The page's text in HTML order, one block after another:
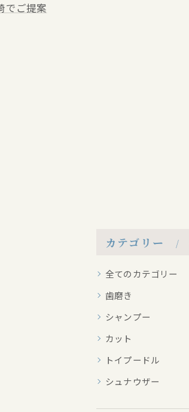
でご提案
カテゴリー
全てのカテゴリー
歯磨き
シャンプー
カット
トイプードル
シュナウザー